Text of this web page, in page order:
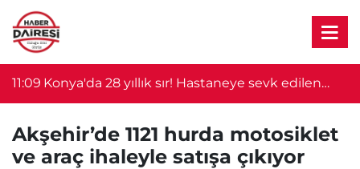
11:09 Konya'da 28 yıllık sır! Hastaneye sevk edilen
bebek kayboldu
Akşehir’de 1121 hurda motosiklet
ve araç ihaleyle satışa çıkıyor